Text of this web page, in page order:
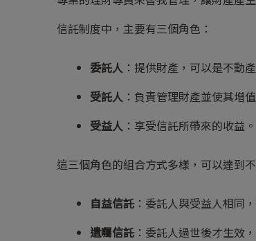
信託制度中，主要有三個角色：
委託人 ：提供財產，可以是不動
受託人 ：負責管理財產並使其增
受益人 ：享受信託所帶來的收益。
這三個角色的組合方式多樣，可以達到
自益信託 ：委託人與受益人相同
遺囑信託 ：委託人過世後才生效